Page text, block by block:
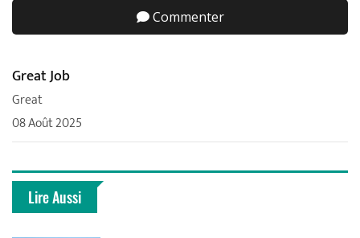
Commenter
Great Job
Great
08 Août 2025
Lire Aussi